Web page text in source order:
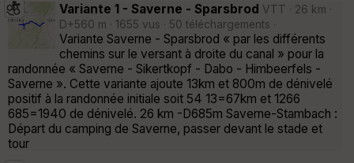
Variante 1 - Saverne - Sparsbrod VTT · 26 km ·
D+560 m · 1655 vus · 50 téléchargements ·
Variante Saverne - Sparsbrod « par les différents
chemins sur le versant à droite du canal » pour la
randonnée « Saverne - Sikertkopf - Dabo - Himbeerfels -
Saverne ». Cette variante ajoute 13km et 800m de dénivelé
positif à la randonnée initiale soit 54 13=67km et 1266
685=1940 de dénivelé. 26 km -D685m Saverne-Stambach :
Départ du camping de Saverne, passer devant le stade et
tour